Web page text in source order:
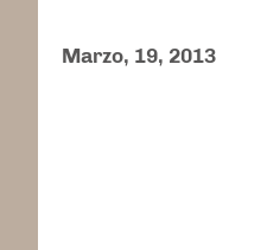
Marzo, 19, 2013